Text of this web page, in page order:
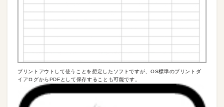
プリントアウトして使うことを想定したソフトですが、OS標準のプリントダ
イアログからPDFとして保存することも可能です。